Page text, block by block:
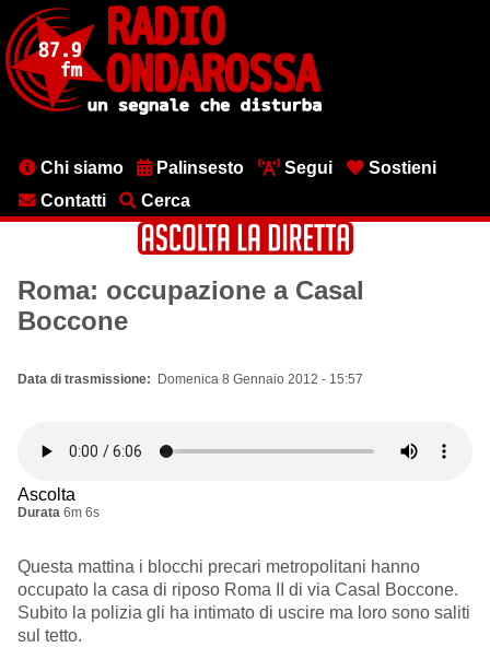
contenuto
principale
MenuChi siamo Palinsesto Segui
Sostieni
Contatti
Cerca
Roma: occupazione a Casal
Boccone
Data di trasmissione Domenica 8 Gennaio 2012 - 15:57
Ascolta
Durata 6m 6s
Questa mattina i blocchi precari metropolitani hanno
occupato la casa di riposo Roma II di via Casal Boccone.
Subito la polizia gli ha intimato di uscire ma loro sono saliti
sul tetto.